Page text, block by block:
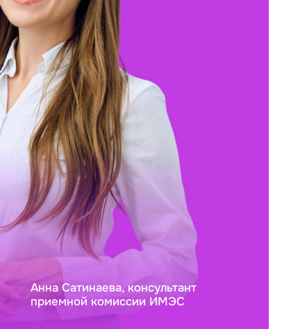
Анна Сатинаева, консультант
приемной комиссии ИМЭС